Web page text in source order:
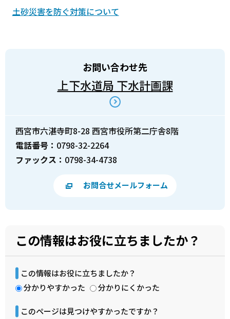
土砂災害を防ぐ対策について
お問い合わせ先
上下水道局 下水計画課
西宮市六湛寺町8-28 西宮市役所第二庁舎8階
電話番号： 0798-32-2264
ファックス： 0798-34-4738
お問合せメールフォーム
この情報はお役に立ちましたか？
この情報はお役に立ちましたか？
分かりやすかった
分かりにくかった
このページは見つけやすかったですか？